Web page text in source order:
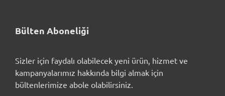
Bülten Aboneliği
Sizler için faydalı olabilecek yeni ürün, hizmet ve
kampanyalarımız hakkında bilgi almak için
bültenlerimize abole olabilirsiniz.